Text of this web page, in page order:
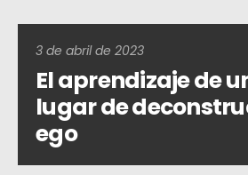
3 de abril de 2023
El aprendizaje de
lugar de
ego